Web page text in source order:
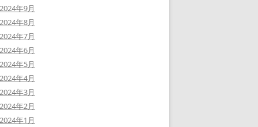
2024年9月
2024年8月
2024年7月
2024年6月
2024年5月
2024年4月
2024年3月
2024年2月
2024年1月